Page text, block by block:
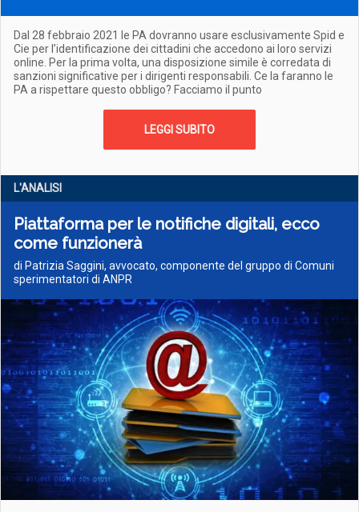
Dal 28 febbraio 2021 le PA dovranno usare esclusivamente Spid e
Cie per l’identificazione dei cittadini che accedono ai loro servizi
online. Per la prima volta, una disposizione simile è corredata di
sanzioni significative per i dirigenti responsabili. Ce la faranno le
PA a rispettare questo obbligo? Facciamo il punto
LEGGI SUBITO
L'ANALISI
Piattaforma per le notifiche digitali, ecco
come funzionerà
di Patrizia Saggini, avvocato, componente del gruppo di Comuni
sperimentatori di ANPR